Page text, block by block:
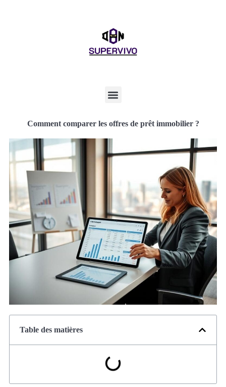
Comment comparer les offres de prêt immobilier ?
Table des matières